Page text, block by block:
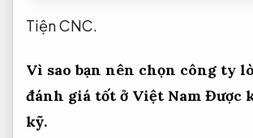
Tiện CNC.
Vì sao bạn nên chọn công ty
đánh giá tốt ở Việt Nam Được
kỹ.